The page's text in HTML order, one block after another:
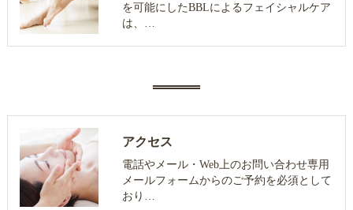
を可能にしたBBLによるフェイシャルケア
は、…
アクセス
電話やメール・Web上のお問い合わせ専用
メールフォームからのご予約を必須として
おり…